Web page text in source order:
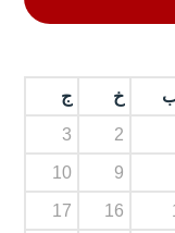
خ ج
2
3
9
10
16
17